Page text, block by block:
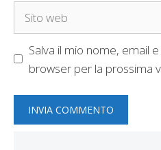
Sito
Salva il mio nome, email
browser per la prossima